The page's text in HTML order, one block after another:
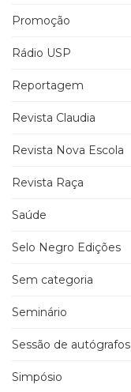
Promoção
Rádio USP
Reportagem
Revista Claudia
Revista Nova Escola
Revista Raça
Saúde
Selo Negro Edições
Sem categoria
Seminário
Sessão de autógrafos
Simpósio